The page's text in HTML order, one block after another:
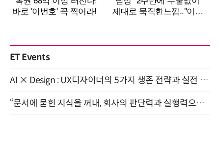
ET Events
AI × Design : UX디자이너의 5가지 생존 전략과 실전 대응 8월 28일 개최
“문서에 묻힌 지식을 꺼내, 회사의 판단력과 실행력으로 바꾸다” (8/20)